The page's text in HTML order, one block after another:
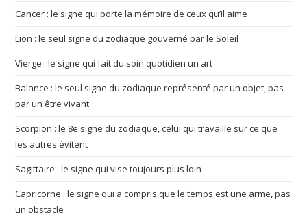
Cancer : le signe qui porte la mémoire de ceux qu’il aime
Lion : le seul signe du zodiaque gouverné par le Soleil
Vierge : le signe qui fait du soin quotidien un art
Balance : le seul signe du zodiaque représenté par un objet, pas
par un être vivant
Scorpion : le 8e signe du zodiaque, celui qui travaille sur ce que
les autres évitent
Sagittaire : le signe qui vise toujours plus loin
Capricorne : le signe qui a compris que le temps est une arme, pas
un obstacle